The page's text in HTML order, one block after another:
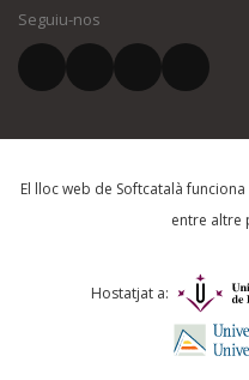
El vostre correu
Què proposeu?
Comentari *
Seguiu-nos
El lloc web de Softcatalà funciona
entre altre
Hostatjat a: